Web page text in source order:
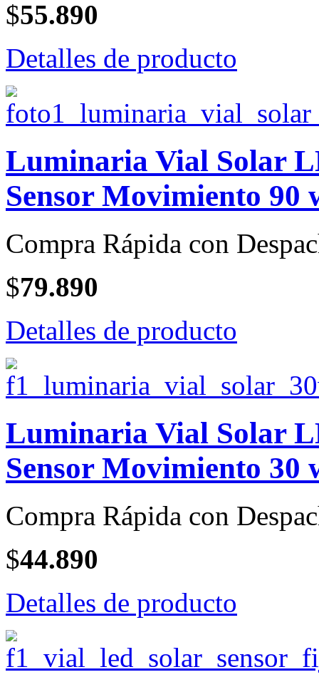
$55.890
Detalles de producto
Luminaria Vial Solar
Sensor Movimiento
Compra Rápida con
$79.890
Detalles de producto
Luminaria Vial Solar
Sensor Movimiento
Compra Rápida con
$44.890
Detalles de producto